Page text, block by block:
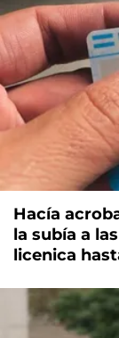
Hacía
la subía a
licenica